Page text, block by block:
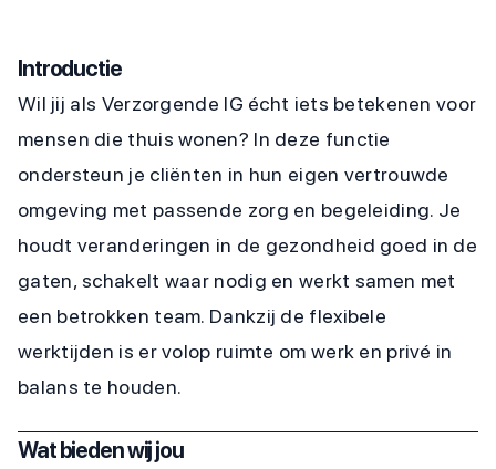
Introductie
Wil jij als Verzorgende IG écht iets betekenen voor
mensen die thuis wonen? In deze functie
ondersteun je cliënten in hun eigen vertrouwde
omgeving met passende zorg en begeleiding. Je
houdt veranderingen in de gezondheid goed in de
gaten, schakelt waar nodig en werkt samen met
een betrokken team. Dankzij de flexibele
werktijden is er volop ruimte om werk en privé in
balans te houden.
Wat bieden wij jou